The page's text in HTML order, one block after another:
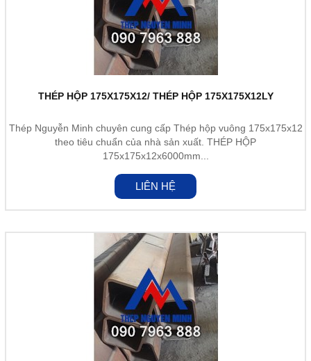
THÉP HỘP 175X175X12/ THÉP HỘP 175X175X12LY
Thép Nguyễn Minh chuyên cung cấp Thép hộp vuông 175x175x12
theo tiêu chuẩn của nhà sản xuất. THÉP HỘP
175x175x12x6000mm...
LIÊN HỆ